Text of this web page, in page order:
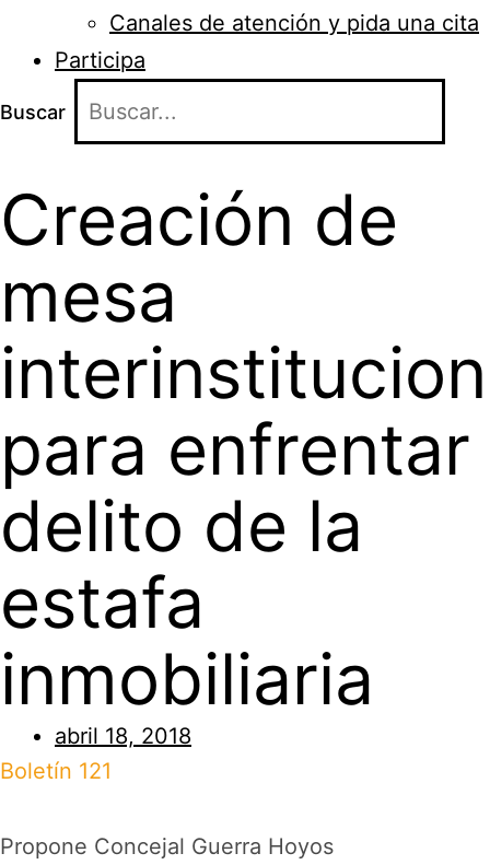
Canales de atención y pida una cita
Participa
Buscar
Creación de
mesa
para enfrentar
delito de la
estafa
inmobiliaria
abril 18, 2018
Boletín 121
Propone Concejal Guerra Hoyos